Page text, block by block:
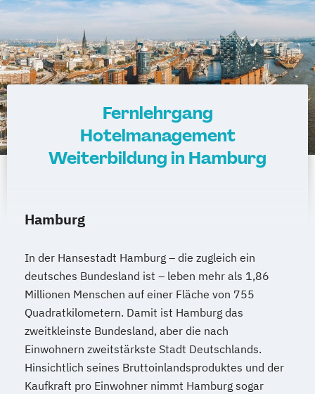
Fernlehrgang
Hotelmanagement
Weiterbildung in Hamburg
Hamburg
In der Hansestadt Hamburg – die zugleich ein
deutsches Bundesland ist – leben mehr als 1,86
Millionen Menschen auf einer Fläche von 755
Quadratkilometern. Damit ist Hamburg das
zweitkleinste Bundesland, aber die nach
Einwohnern zweitstärkste Stadt Deutschlands.
Hinsichtlich seines Bruttoinlandsproduktes und der
Kaufkraft pro Einwohner nimmt Hamburg sogar